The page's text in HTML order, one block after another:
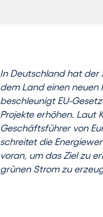
In Deutschland hat
dem Land einen neuen
beschleunigt EU-
Projekte erhöhen. Laut
Geschäftsführer von
schreitet die
voran, um das Ziel zu
grünen Strom zu